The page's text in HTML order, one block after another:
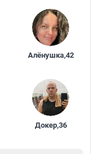
Алёнушка,42
Докер,36